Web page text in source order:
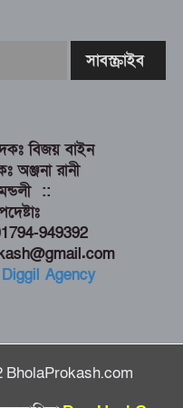
বিজয় বাইন
অঞ্জনা রানী
::
949392
Diggil Agency